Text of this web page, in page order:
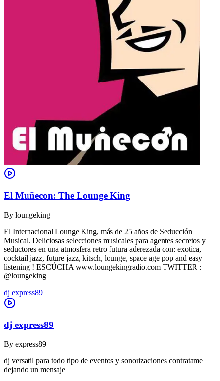
El Muñecon: The Lounge King
By loungeking
El Internacional Lounge King, más de 25 años de Seducción
Musical. Deliciosas selecciones musicales para agentes secretos y
seductores en una atmosfera retro futura aderezada con: exotica,
cocktail jazz, future jazz, kitsch, lounge, space age pop and easy
listening ! ESCÚCHA www.loungekingradio.com TWITTER :
@loungeking
dj express89
dj express89
By express89
dj versatil para todo tipo de eventos y sonorizaciones contratame
dejando un mensaje